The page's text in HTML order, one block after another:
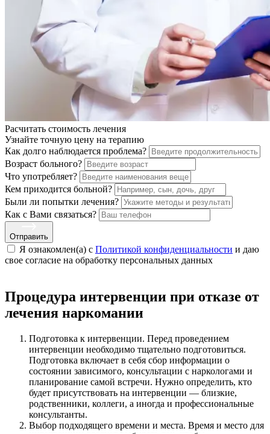
Расчитать стоимость лечения
Узнайте точную цену на терапию
Как долго наблюдается проблема?
Возраст больного?
Что употребляет?
Кем приходится больной?
Были ли попытки лечения?
Как с Вами связаться?
Отправить
Я ознакомлен(а) с Политикой конфиденциальности и даю
свое cогласие на обработку персональных данных
Процедура интервенции при отказе от
лечения наркомании
Подготовка к интервенции. Перед проведением
интервенции необходимо тщательно подготовиться.
Подготовка включает в себя сбор информации о
состоянии зависимого, консультации с наркологами и
планирование самой встречи. Нужно определить, кто
будет присутствовать на интервенции — близкие,
родственники, коллеги, а иногда и профессиональные
консультанты.
Выбор подходящего времени и места. Время и место для